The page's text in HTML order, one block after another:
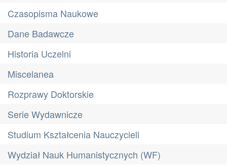
Czasopisma Naukowe
Dane Badawcze
Historia Uczelni
Miscelanea
Rozprawy Doktorskie
Serie Wydawnicze
Studium Kształcenia Nauczycieli
Wydział Nauk Humanistycznych (WF)